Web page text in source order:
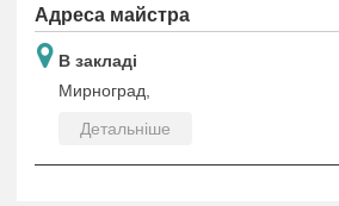
Адреса майстра
В закладі
Мирноград,
Детальніше